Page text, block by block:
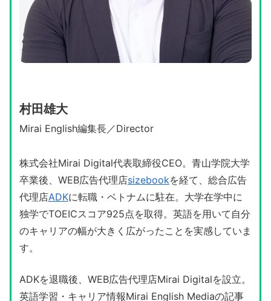
村田雄大
Mirai English編集長／Director
株式会社Mirai Digital代表取締役CEO。青山学院大学
卒業後、WEB広告代理店sizebookを経て、総合広告
代理店ADKに転職・ベトナムに駐在。大学在学中に
独学でTOEICスコア925点を取得。英語を用いて自分
のキャリアの幅が大きく広がったことを実感していま
す。
ADKを退職後、WEB広告代理店Mirai Digitalを設立。
英語学習・キャリア情報Mirai English Mediaの記事